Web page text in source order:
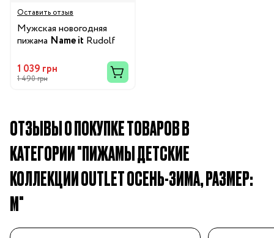
Оставить отзыв
Мужская новогодняя
пижама Name it Rudolf
1 039 грн
1 490 грн
ОТЗЫВЫ О ПОКУПКЕ ТОВАРОВ В
КАТЕГОРИИ "ПИЖАМЫ ДЕТСКИЕ
КОЛЛЕКЦИИ OUTLET ОСЕНЬ-ЗИМА, РАЗМЕР:
M"